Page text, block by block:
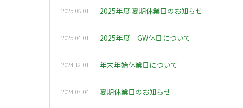
2025.08.01 2025年度 夏期休業日のお知らせ
2025.04.01 2025年度 GW休日について
2024.12.01 年末年始休業日について
2024.07.04 夏期休業日のお知らせ